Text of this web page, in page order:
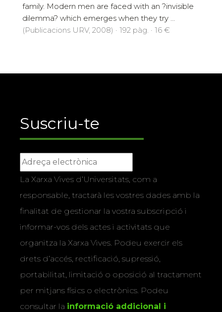
family. Modern men are faced with an ?invisible
dilemma? which emerges when they try ...
(Publicacions URV, 2008) · 192 pàg. · 16 €
Suscriu-te
La Xarxa Vives d’Universitats, com a
responsable, tractarà les vostres dades amb la
finalitat de gestionar la vostra subscripció i
informar-vos dels actes i activitats que
organitza la Xarxa Vives. Podeu exercir els
drets d’accés, rectificació, supressió,
portabilitat, limitació o oposició al tractament
per mitjans físics o electrònics. Podeu
consultar la informació addicional i